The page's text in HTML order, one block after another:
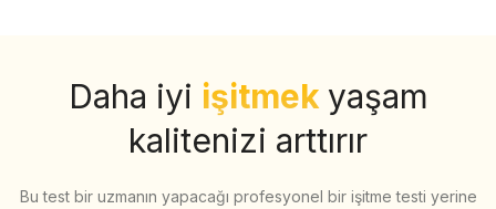
Daha iyi işitmek yaşam
kalitenizi arttırır
Bu test bir uzmanın yapacağı profesyonel bir işitme testi yerine